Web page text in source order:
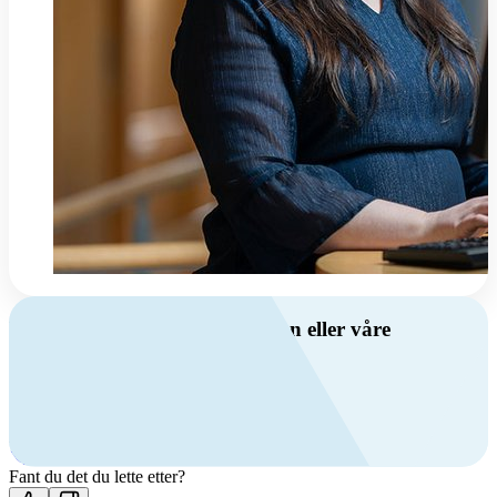
Har du spørsmål om ventilasjon eller våre
Kontakt oss
Fant du det du lette etter?